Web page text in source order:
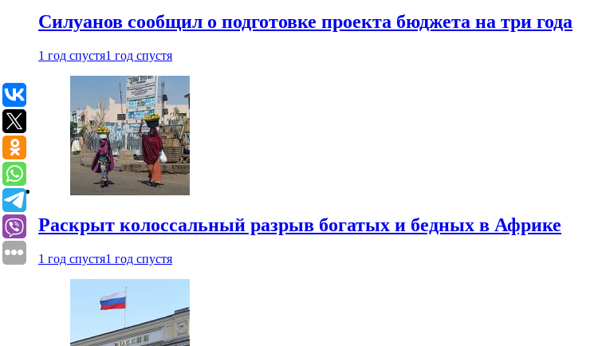
Силуанов сообщил о подготовке проекта бюджета на три года
1 год спустя1 год спустя
Раскрыт колоссальный разрыв богатых и бедных в Африке
1 год спустя1 год спустя